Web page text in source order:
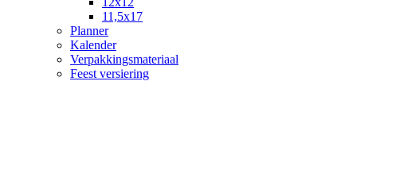
11,5x17
Planner
Kalender
Verpakkingsmateriaal
Feest versiering